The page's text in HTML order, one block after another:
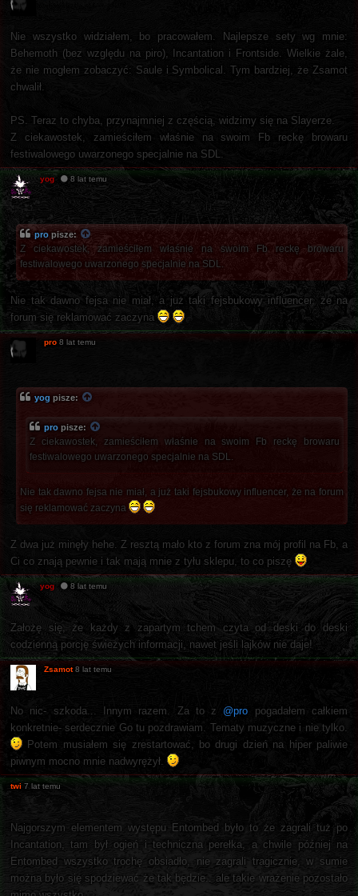
Nie wszystko widziałem, bo pracowałem. Najlepsze sety wg mnie:
Behemoth (bez względu na piro), Incantation i Frontside. Wielkie żale,
że nie mogłem zobaczyć: Saule i Symbolical. Tym bardziej, że Zsamot
chwalił.
PS. Teraz to chyba, przynajmniej z częścią, widzimy się na Slayerze.
Z ciekawostek, zamieściłem właśnie na swoim Fb reckę browaru
festiwalowego uwarzonego specjalnie na SDL.
yog 8 lat temu
pro pisze:
Z ciekawostek, zamieściłem właśnie na swoim Fb reckę browaru
festiwalowego uwarzonego specjalnie na SDL.
Nie tak dawno fejsa nie miał, a już taki fejsbukowy influencer, że na
forum się reklamować zaczyna
pro 8 lat temu
yog pisze:
pro pisze:
Z ciekawostek, zamieściłem właśnie na swoim Fb reckę browaru
festiwalowego uwarzonego specjalnie na SDL.
Nie tak dawno fejsa nie miał, a już taki fejsbukowy influencer, że na forum
się reklamować zaczyna
Z dwa już minęły hehe. Z resztą mało kto z forum zna mój profil na Fb, a
Ci co znają pewnie i tak mają mnie z tyłu sklepu, to co piszę
yog 8 lat temu
Założę się, że każdy z zapartym tchem czyta od deski do deski
codzienną porcję świeżych informacji, nawet jeśli lajków nie daje!
Zsamot 8 lat temu
No nic- szkoda... Innym razem. Za to z @pro pogadałem całkiem
konkretnie- serdecznie Go tu pozdrawiam. Tematy muzyczne i nie tylko.
Potem musiałem się zrestartować, bo drugi dzień na hiper paliwie
piwnym mocno mnie nadwyrężył.
twi 7 lat temu
Najgorszym elementem występu Entombed było to że zagrali tuż po
Incantation, tam był ogień i techniczna perełka, a chwile później na
Entombed wszystko trochę obsiadło, nie zagrali tragicznie, w sumie
można było się spodziewać że tak będzie.. ale takie wrażenie pozostało